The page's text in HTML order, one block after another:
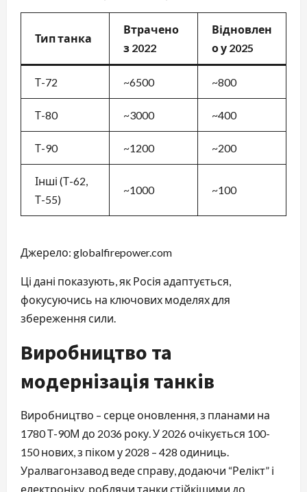
Тип танка
Втрачено
з 2022
Відновлен
о у 2025
Т-72 ~6500 ~800
Т-80 ~3000 ~400
Т-90 ~1200 ~200
Інші (Т-62,
Т-55)
~1000 ~100
Джерело: globalfirepower.com
Ці дані показують, як Росія адаптується,
фокусуючись на ключових моделях для
збереження сили.
Виробництво та
модернізація танків
Виробництво – серце оновлення, з планами на
1780 Т-90М до 2036 року. У 2026 очікується 100-
150 нових, з піком у 2028 – 428 одиниць.
Уралвагонзавод веде справу, додаючи “Релікт” і
електроніку, роблячи танки стійкішими до